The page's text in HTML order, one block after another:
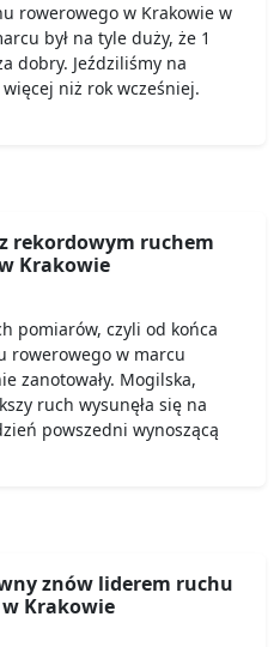
rowerowego w Krakowie w
był na tyle duży, że 1
dobry. Jeździliśmy na
niż rok wcześniej.
rekordowym ruchem
Krakowie
pomiarów, czyli od końca
rowerowego w marcu
zanotowały. Mogilska,
ruch wysunęła się na
powszedni wynoszącą
znów liderem ruchu
Krakowie